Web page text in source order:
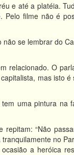
e até a platéia.
Pelo filme não é
se lembrar do
relacionado. O
mas isto
uma pintura na
“Não
no
a heróica